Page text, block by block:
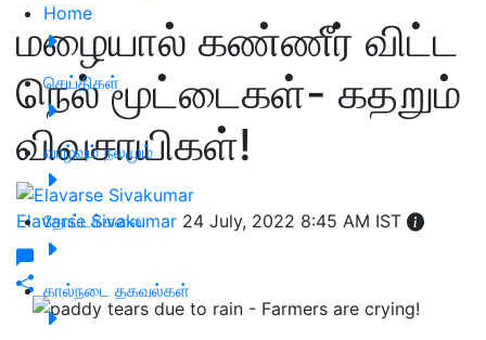
Home
செய்திகள்
வாழ்வும் நலமும்
தோட்டக்கலை
கால்நடை தகவல்கள்
மழையால் கண்ணீர் விட்ட
நெல் மூட்டைகள்- கதறும்
விவசாயிகள்!
Elavarse Sivakumar 24 July, 2022 8:45 AM IST